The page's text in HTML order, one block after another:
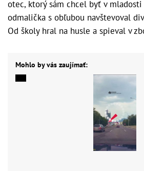
otec, ktorý sám chcel byť v mladosti
odmalička s obľubou navštevoval
Od školy hral na husle a spieval v
Mohlo by vás zaujímať: